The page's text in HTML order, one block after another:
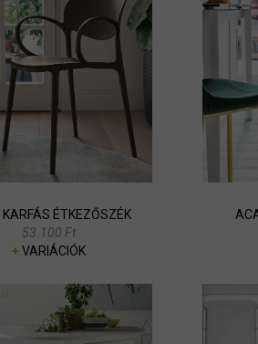
ÉTKEZŐSZÉK
53.100 Ft
+VARIÁCIÓK